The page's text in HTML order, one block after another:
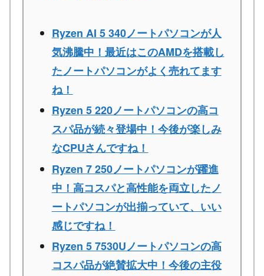
Ryzen AI 5 340ノートパソコンが人
気沸騰中！最近はこのAMDを搭載し
たノートパソコンがよく売れてます
ね！
Ryzen 5 220ノートパソコンの高コ
スパ品が続々登場中！今後が楽しみ
なCPUさんですね！
Ryzen 7 250ノートパソコンが躍進
中！高コスパと高性能を両立したノ
ートパソコンが出揃っていて、いい
感じですね！
Ryzen 5 7530Uノートパソコンの高
コスパ品が絶賛拡大中！今後の主役